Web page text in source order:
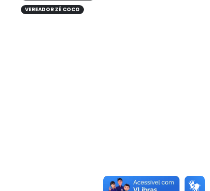
VEREADOR ZÉ COCO